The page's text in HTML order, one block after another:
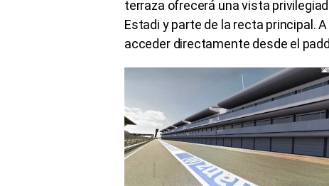
terraza ofrecerá una vista
Estadi y parte de la recta principal.
acceder directamente desde el